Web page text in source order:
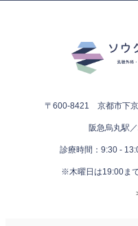
〒600-8421 京都市下京
阪急烏丸駅
診療時間：9:30 -
※木曜日は19:00ま